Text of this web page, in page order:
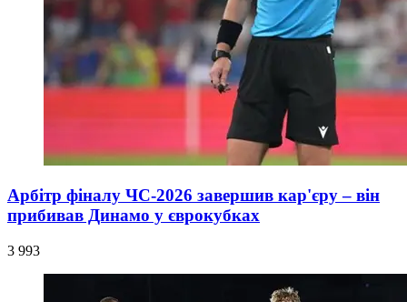
Арбітр фіналу ЧС-2026 завершив кар'єру – він
прибивав Динамо у єврокубках
3 993